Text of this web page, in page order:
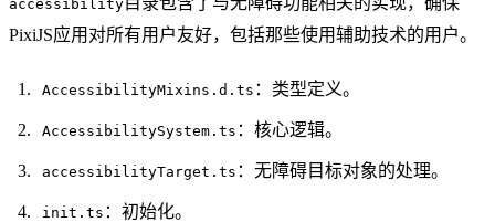
accessibility
PixiJS应用对所有用户友好，包括那些使用辅助技术的用户。
AccessibilityMixins.d.ts ：类型定义。
AccessibilitySystem.ts ：核心逻辑。
accessibilityTarget.ts ：无障碍目标对象的处理。
init.ts ：初始化。